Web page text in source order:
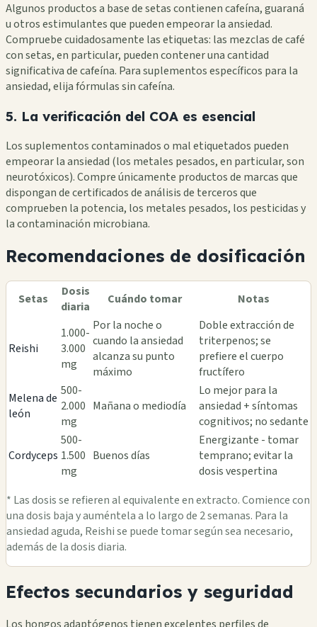
Algunos productos a base de setas contienen cafeína, guaraná
u otros estimulantes que pueden empeorar la ansiedad.
Compruebe cuidadosamente las etiquetas: las mezclas de café
con setas, en particular, pueden contener una cantidad
significativa de cafeína. Para suplementos específicos para la
ansiedad, elija fórmulas sin cafeína.
5. La verificación del COA es esencial
Los suplementos contaminados o mal etiquetados pueden
empeorar la ansiedad (los metales pesados, en particular, son
neurotóxicos). Compre únicamente productos de marcas que
dispongan de certificados de análisis de terceros que
comprueben la potencia, los metales pesados, los pesticidas y
la contaminación microbiana.
Recomendaciones de dosificación
Setas
Dosis
diaria
Cuándo tomar Notas
Reishi
1.000-
3.000
mg
Por la noche o
cuando la ansiedad
alcanza su punto
máximo
Doble extracción de
triterpenos; se
prefiere el cuerpo
fructífero
Melena de
león
500-
2.000
mg
Mañana o mediodía
Lo mejor para la
ansiedad + síntomas
cognitivos; no sedante
Cordyceps
500-
1.500
mg
Buenos días
Energizante - tomar
temprano; evitar la
dosis vespertina
* Las dosis se refieren al equivalente en extracto. Comience con
una dosis baja y auméntela a lo largo de 2 semanas. Para la
ansiedad aguda, Reishi se puede tomar según sea necesario,
además de la dosis diaria.
Efectos secundarios y seguridad